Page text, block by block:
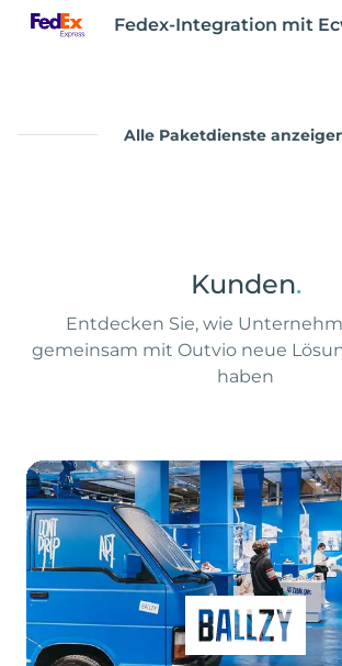
Fedex-Integration mit
Alle Paketdienste
Kunden.
Entdecken Sie, wie
gemeinsam mit Outvio neue
haben